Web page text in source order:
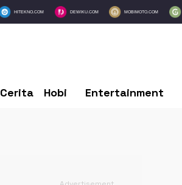
HITEKNO.COM DEWIKU.COM MOBIMOTO.COM
Cerita Hobi Entertainment